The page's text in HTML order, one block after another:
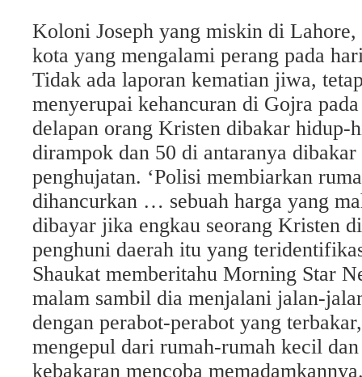
Koloni Joseph yang miskin di
kota yang mengalami perang pada
Tidak ada laporan kematian jiwa,
menyerupai kehancuran di Gojra
delapan orang Kristen dibakar hidup-
dirampok dan 50 di antaranya dibakar
penghujatan. ‘Polisi membiarkan
dihancurkan … sebuah harga yang
dibayar jika engkau seorang Kristen
penghuni daerah itu yang
Shaukat memberitahu Morning Star
malam sambil dia menjalani jalan-
dengan perabot-perabot yang
mengepul dari rumah-rumah kecil dan
kebakaran mencoba